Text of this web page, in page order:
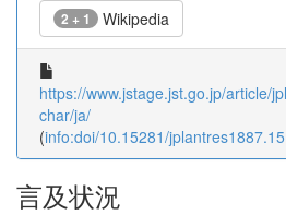
2 + 1 Wikipedia
https://www.jstage.jst.go.jp/article/
char/ja/
(info:doi/10.15281/
言及状況